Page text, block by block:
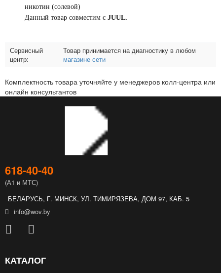
никотин (солевой)
Данный товар совместим с JUUL.
Сервисный
центр:
Товар принимается на диагностику в любом
магазине сети
Комплектность товара уточняйте у менеджеров колл-центра или
онлайн консультантов
618‑40‑40
(А1 и МТС)
БЕЛАРУСЬ, Г. МИНСК, УЛ. ТИМИРЯЗЕВА, ДОМ 97, КАБ. 5
info@wov.by
КАТАЛОГ